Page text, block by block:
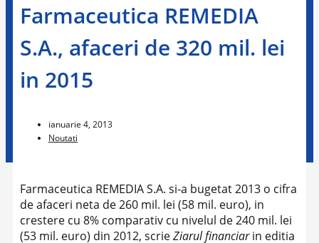
Farmaceutica REMEDIA
S.A., afaceri de 320 mil. lei
in 2015
ianuarie 4, 2013
Noutati
Farmaceutica REMEDIA S.A. si-a bugetat 2013 o cifra
de afaceri neta de 260 mil. lei (58 mil. euro), in
crestere cu 8% comparativ cu nivelul de 240 mil. lei
(53 mil. euro) din 2012, scrieZiarul financiarin editia